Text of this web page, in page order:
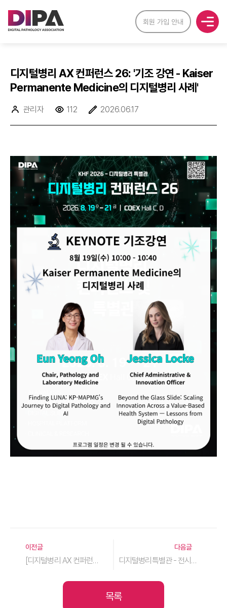
회원 가입 안내
디지털병리 AX 컨퍼런스 26: '기조 강연 - Kaiser
Permanente Medicine의 디지털병리 사례'
관리자 112 2026.06.17
이전글
[디지털병리 AX 컨퍼런스 26] PROGRAM (업데이트: 8월 03일)
다음글
디지털병리특별관 - 전시부스 신청 안내 :: 신청기한 연장!! 7월 17일(금) 까지 가능
목록